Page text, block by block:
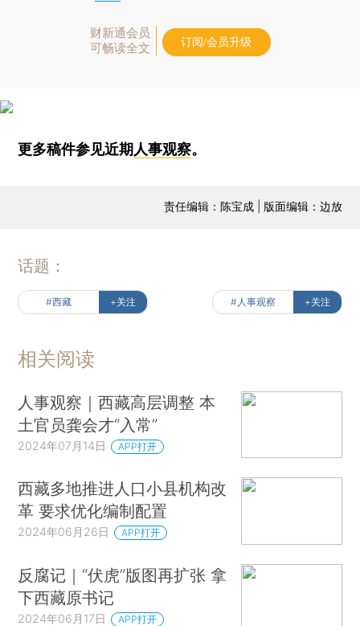
财新通会员
可畅读全文
订阅/会员升级
更多稿件参见近期 人事观察。
责任编辑：陈宝成 | 版面编辑：边放
话题：
#西藏 +关注 #人事观察 +关注
相关阅读
人事观察｜西藏高层调整 本
土官员龚会才“入常”
2024年07月14日 APP打开
西藏多地推进人口小县机构改
革 要求优化编制配置
2024年06月26日 APP打开
反腐记｜“伏虎”版图再扩张 拿
下西藏原书记
2024年06月17日 APP打开